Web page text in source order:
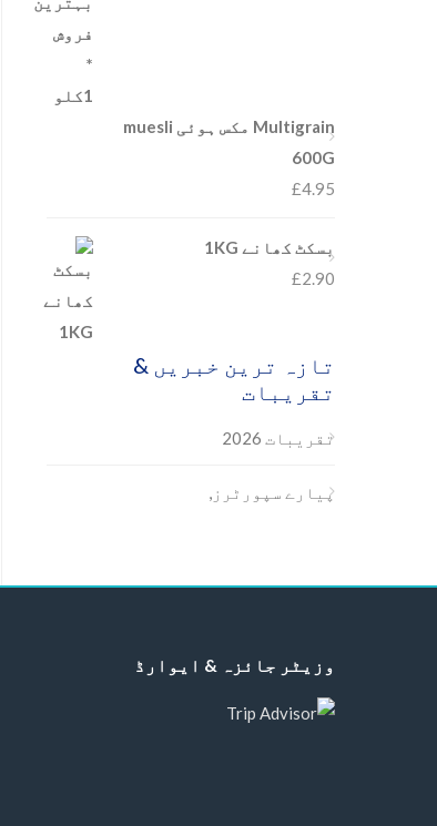
Multigrain مکس ہوئی muesli
600G
£4.95
بسکٹ کھانے 1KG
£2.90
تازہ ترین خبریں &
تقریبات
تقریبات 2026
پیارے سپورٹرز,
وزیٹر جائزہ & ایوارڈ